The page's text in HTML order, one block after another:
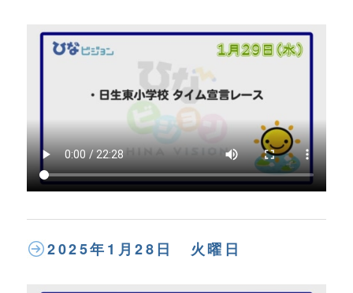
2025年1月28日 火曜日